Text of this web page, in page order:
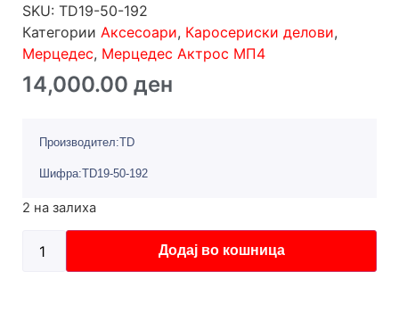
SKU: TD19-50-192
Категории Аксесоари, Каросериски делови,
Мерцедес, Мерцедес Актрос МП4
14,000.00 ден
Производител:TD
Шифра:TD19-50-192
2 на залиха
Додај во кошница